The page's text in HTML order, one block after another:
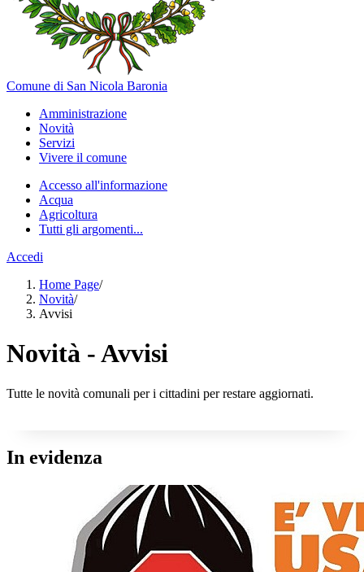
Comune di San Nicola Baronia
Amministrazione
Novità
Servizi
Vivere il comune
Accesso all'informazione
Acqua
Agricoltura
Tutti gli argomenti...
Accedi
Home Page/
Novità/
Avvisi
Novità - Avvisi
Tutte le novità comunali per i cittadini per restare aggiornati.
In evidenza